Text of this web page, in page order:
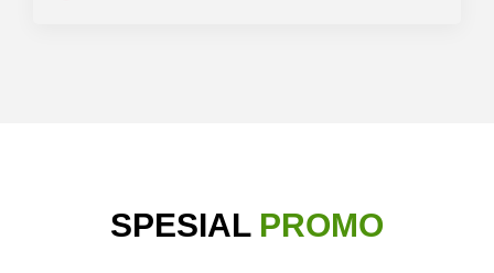
SPESIAL PROMO